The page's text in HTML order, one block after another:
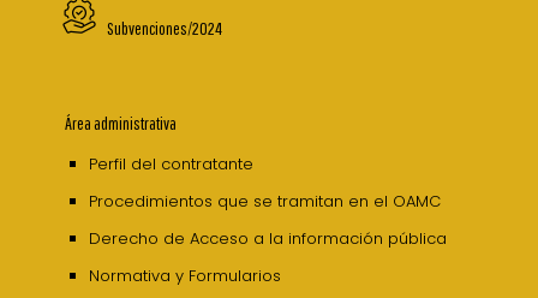
Subvenciones/2024
Área administrativa
Perfil del contratante
Procedimientos que se tramitan en el OAMC
Derecho de Acceso a la información pública
Normativa y Formularios